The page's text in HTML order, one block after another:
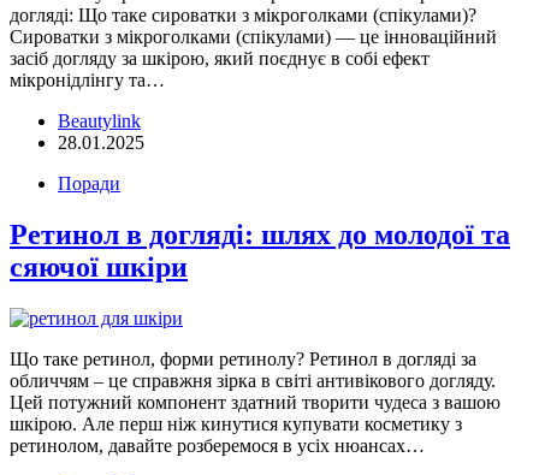
догляді: Що таке сироватки з мікроголками (спікулами)?
Сироватки з мікроголками (спікулами) — це інноваційний
засіб догляду за шкірою, який поєднує в собі ефект
мікронідлінгу та…
Beautylink
28.01.2025
Поради
Ретинол в догляді: шлях до молодої та
сяючої шкіри
Що таке ретинол, форми ретинолу? Ретинол в догляді за
обличчям – це справжня зірка в світі антивікового догляду.
Цей потужний компонент здатний творити чудеса з вашою
шкірою. Але перш ніж кинутися купувати косметику з
ретинолом, давайте розберемося в усіх нюансах…